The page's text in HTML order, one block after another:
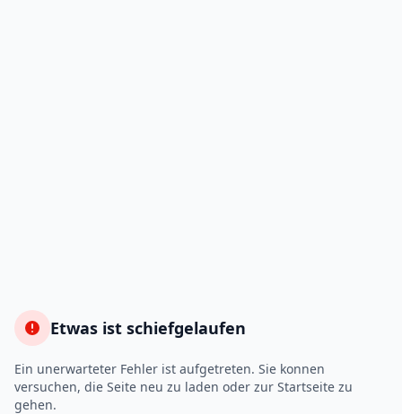
Etwas ist schiefgelaufen
Ein unerwarteter Fehler ist aufgetreten. Sie konnen
versuchen, die Seite neu zu laden oder zur Startseite zu
gehen.